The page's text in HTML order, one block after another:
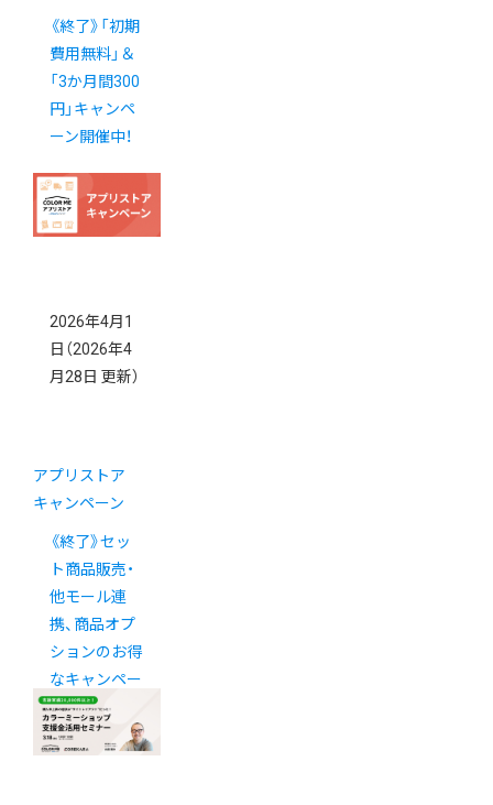
《終了》「初期
費用無料」＆
「3か月間300
円」キャンペ
ーン開催中！
2026年4月1
日 （2026年4
月28日 更新）
アプリストア
キャンペーン
《終了》セッ
ト商品販売・
他モール連
携、商品オプ
ションのお得
なキャンペー
ン